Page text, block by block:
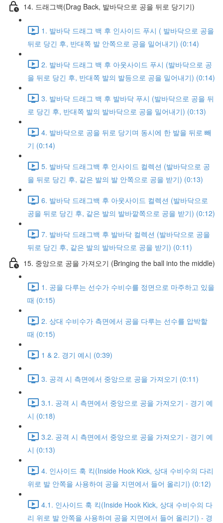
14. 드래그백(Drag Back, 발바닥으로 공을 뒤로 당기기)
1. 발바닥 드래그 백 후 인사이드 푸시 ( 발바닥으로 공을
뒤로 당긴 후, 반대쪽 발 안쪽으로 공을 밀어내기) (0:14)
2. 발바닥 드래그 백 후 아웃사이드 푸시 (발바닥으로 공
을 뒤로 당긴 후, 반대쪽 발의 발등으로 공을 밀어내기) (0:14)
3. 발바닥 드래그 백 후 발바닥 푸시 (발바닥으로 공을 뒤
로 당긴 후, 반대쪽 발의 발바닥으로 공을 밀어내기) (0:13)
4. 발바닥으로 공을 뒤로 당기며 동시에 한 발을 뒤로 빼
기 (0:14)
5. 발바닥 드래그백 후 인사이드 컬렉션 (발바닥으로 공
을 뒤로 당긴 후, 같은 발의 발 안쪽으로 공을 받기) (0:13)
6. 발바닥 드래그백 후 아웃사이드 컬렉션 (발바닥으로
공을 뒤로 당긴 후, 같은 발의 발바깥쪽으로 공을 받기) (0:12)
7. 발바닥 드래그백 후 발바닥 컬렉션 (발바닥으로 공을
뒤로 당긴 후, 같은 발의 발바닥으로 공을 받기) (0:11)
15. 중앙으로 공을 가져오기 (Bringing the ball into the middle)
1. 공을 다루는 선수가 수비수를 정면으로 마주하고 있을
때 (0:15)
2. 상대 수비수가 측면에서 공을 다루는 선수를 압박할
때 (0:15)
1 & 2. 경기 예시 (0:39)
3. 공격 시 측면에서 중앙으로 공을 가져오기 (0:11)
3.1. 공격 시 측면에서 중앙으로 공을 가져오기 - 경기 예
시 (0:18)
3.2. 공격 시 측면에서 중앙으로 공을 가져오기 - 경기 예
시 (0:13)
4. 인사이드 훅 킥(Inside Hook Kick, 상대 수비수의 다리
위로 발 안쪽을 사용하여 공을 지면에서 들어 올리기) (0:12)
4.1. 인사이드 훅 킥(Inside Hook Kick, 상대 수비수의 다
리 위로 발 안쪽을 사용하여 공을 지면에서 들어 올리기) - 경